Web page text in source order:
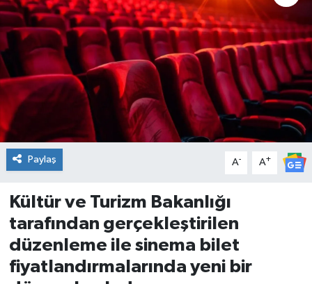
Paylaş A- A+
Kültür ve Turizm Bakanlığı
tarafından gerçekleştirilen
düzenleme ile sinema bilet
fiyatlandırmalarında yeni bir
Edremit
EĞİTİM
EKONOMİ
Erdek
Gömeç
Gönen
Havran
İvrindi